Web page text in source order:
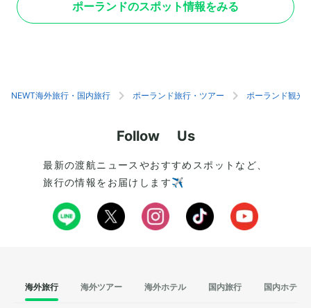
や馬車、カフェでくつろぐ観光客の姿など、どこ
を切り取っても絵になる光景ばかりです。旧市場
す。カフェやショップが軒を連ねるクラクフ郊外
う店舗が入ったショ
す。木工芸品やマグ
ピングを楽しんだり
ポーランドのスポット情報をみる
NEWT海外旅行・国内旅行 ポーランド旅行・ツアー ポーランド観光
Follow Us
最新の渡航ニュースやおすすめスポットなど、
旅行の情報をお届けします✈️
海外旅行 海外ツアー 海外ホテル 国内旅行 国内ホテル